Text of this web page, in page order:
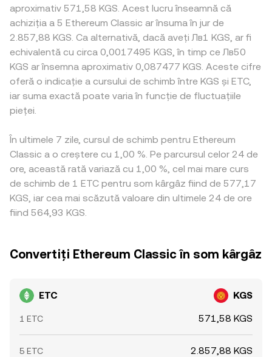
aproximativ 571,58 KGS. Acest lucru înseamnă că
achiziția a 5 Ethereum Classic ar însuma în jur de
2.857,88 KGS. Ca alternativă, dacă aveți Лв1 KGS, ar fi
echivalentă cu circa 0,0017495 KGS, în timp ce Лв50
KGS ar însemna aproximativ 0,087477 KGS. Aceste cifre
oferă o indicație a cursului de schimb între KGS și ETC,
iar suma exactă poate varia în funcție de fluctuațiile
pieței.
În ultimele 7 zile, cursul de schimb pentru Ethereum
Classic a o creștere cu 1,00 %. Pe parcursul celor 24 de
ore, această rată variază cu 1,00 %, cel mai mare curs
de schimb de 1 ETC pentru som kârgâz fiind de 577,17
KGS, iar cea mai scăzută valoare din ultimele 24 de ore
fiind 564,93 KGS.
Convertiți Ethereum Classic în som kârgâz
ETC KGS
1 ETC 571,58 KGS
5 ETC 2.857,88 KGS